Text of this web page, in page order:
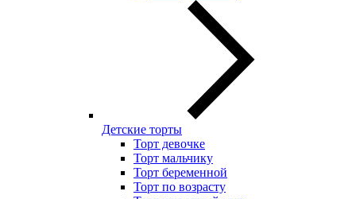
Детские торты
Торт девочке
Торт мальчику
Торт беременной
Торт по возрасту